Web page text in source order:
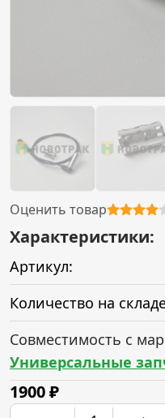
Оценить товар
Характеристики:
Артикул:
Количество на
Совместимость с
Универсальные
1900₽